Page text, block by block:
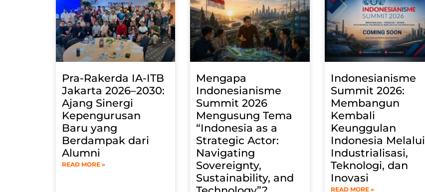
Pra-Rakerda IA-ITB
Jakarta 2026–2030:
Ajang Sinergi
Kepengurusan
Baru yang
Berdampak dari
Alumni
READ MORE »
Mengapa
Indonesianisme
Summit 2026
Mengusung Tema
“Indonesia as a
Strategic Actor:
Navigating
Sovereignty,
Sustainability, and
Indonesianisme
Summit 2026:
Membangun
Kembali
Keunggulan
Indonesia Melalui
Industrialisasi,
Teknologi, dan
Inovasi
READ MORE »